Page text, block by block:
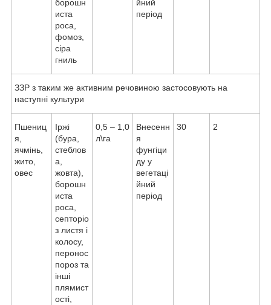
борошн
иста
роса,
фомоз,
сіра
гниль
йний
період
ЗЗР з таким же активним речовиною застосовують на
наступні культури
Пшениц
я,
ячмінь,
жито,
овес
Іржі
(бура,
стеблов
а,
жовта),
борошн
иста
роса,
септоріо
з листя і
колосу,
перонос
пороз та
інші
плямист
ості,
0,5 – 1,0
л\га
Внесенн
я
фунгіци
ду у
вегетаці
йний
період
30 2